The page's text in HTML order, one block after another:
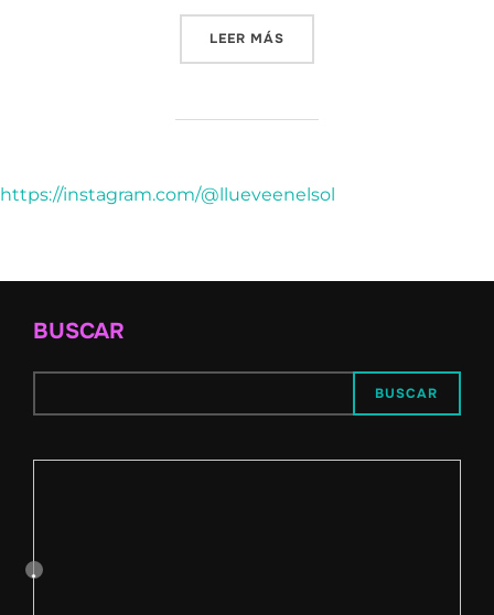
LEER MÁS
https://instagram.com/@llueveenelsol
BUSCAR
BUSCAR